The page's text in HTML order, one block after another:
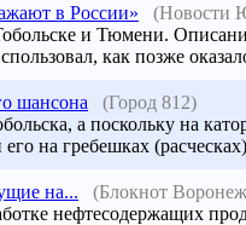
в России»
(Новости
и Тюмени.
как позже
шансона
(Город 812)
а поскольку на
на гребешках
на...
(Блокнот
нефтесодержащих